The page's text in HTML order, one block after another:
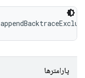
پارامترها